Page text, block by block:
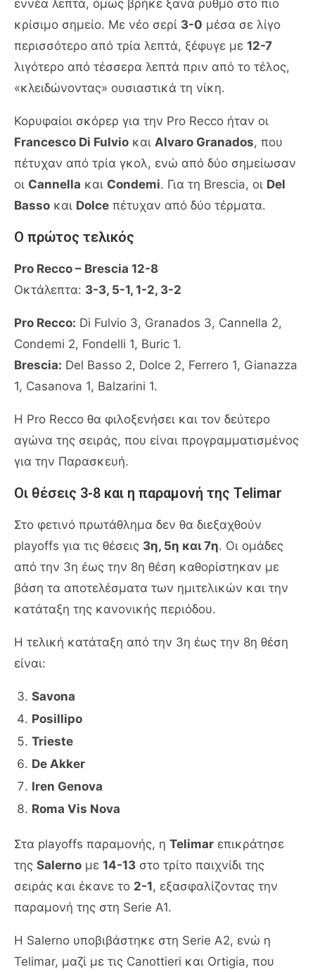
εννέα λεπτά, όμως βρήκε ξανά ρυθμό στο πιο
κρίσιμο σημείο. Με νέο σερί 3-0 μέσα σε λίγο
περισσότερο από τρία λεπτά, ξέφυγε με 12-7
λιγότερο από τέσσερα λεπτά πριν από το τέλος,
«κλειδώνοντας» ουσιαστικά τη νίκη.
Κορυφαίοι σκόρερ για την Pro Recco ήταν οι
Francesco Di Fulvio και Alvaro Granados, που
πέτυχαν από τρία γκολ, ενώ από δύο σημείωσαν
οι Cannella και Condemi. Για τη Brescia, οι Del
Basso και Dolce πέτυχαν από δύο τέρματα.
Ο πρώτος τελικός
Pro Recco – Brescia 12-8
Οκτάλεπτα: 3-3, 5-1, 1-2, 3-2
Pro Recco: Di Fulvio 3, Granados 3, Cannella 2,
Condemi 2, Fondelli 1, Buric 1.
Brescia: Del Basso 2, Dolce 2, Ferrero 1, Gianazza
1, Casanova 1, Balzarini 1.
Η Pro Recco θα φιλοξενήσει και τον δεύτερο
αγώνα της σειράς, που είναι προγραμματισμένος
για την Παρασκευή.
Οι θέσεις 3-8 και η παραμονή της Telimar
Στο φετινό πρωτάθλημα δεν θα διεξαχθούν
playoffs για τις θέσεις 3η, 5η και 7η. Οι ομάδες
από την 3η έως την 8η θέση καθορίστηκαν με
βάση τα αποτελέσματα των ημιτελικών και την
κατάταξη της κανονικής περιόδου.
Η τελική κατάταξη από την 3η έως την 8η θέση
είναι:
Savona
Posillipo
Trieste
De Akker
Iren Genova
Roma Vis Nova
Στα playoffs παραμονής, η Telimar επικράτησε
της Salerno με 14-13 στο τρίτο παιχνίδι της
σειράς και έκανε το 2-1, εξασφαλίζοντας την
παραμονή της στη Serie A1.
Η Salerno υποβιβάστηκε στη Serie A2, ενώ η
Telimar, μαζί με τις Canottieri και Ortigia, που